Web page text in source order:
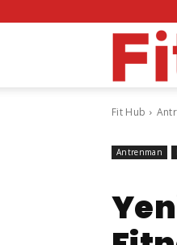
Fit Hub
Antrenman